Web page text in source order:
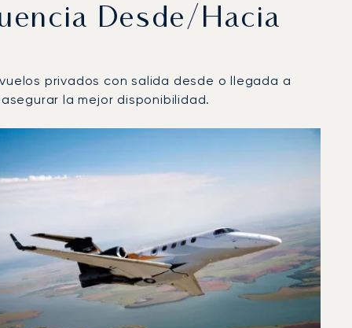
Desde/hacia
privados con salida desde o llegada a
la mejor disponibilidad.